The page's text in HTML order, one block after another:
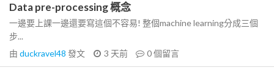
Data pre-processing 概念
一邊要上課一邊還要寫這個不容易! 整個machine learning分成三個
步...
由 duckravel48 發文 3 天前 0個留言